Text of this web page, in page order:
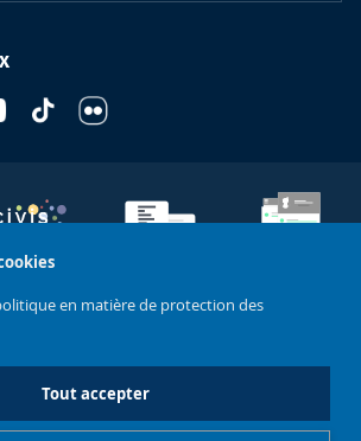
en matière de protection des
Tout accepter
- Réseaux sociaux